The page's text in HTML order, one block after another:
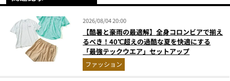
2026/08/04 20:00
【酷暑と豪雨の最適解】全身コロンビアで揃え
るべき！40℃超えの過酷な夏を快適にする
「最強テックウエア」セットアップ
ファッション